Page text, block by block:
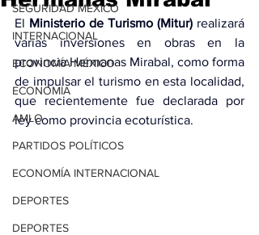
SEGURIDAD MÉXICO
INTERNACIONAL
ECONOMÍA MÉXICO
ECONOMÍA
AMLO
PARTIDOS POLÍTICOS
ECONOMÍA INTERNACIONAL
DEPORTES
DEPORTES
El Ministerio de Turismo (Mitur) realizará
varias inversiones en obras en la
provincia Hermanas Mirabal, como forma
de impulsar el turismo en esta localidad,
que recientemente fue declarada por
ley como provincia ecoturística.